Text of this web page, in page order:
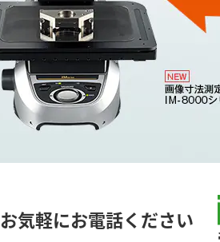
お気軽にお電話ください